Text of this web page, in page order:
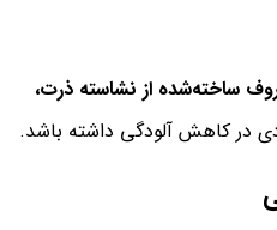
ساخته‌شده از نشاسته ذرت،
در کاهش آلودگی داشته باشد.